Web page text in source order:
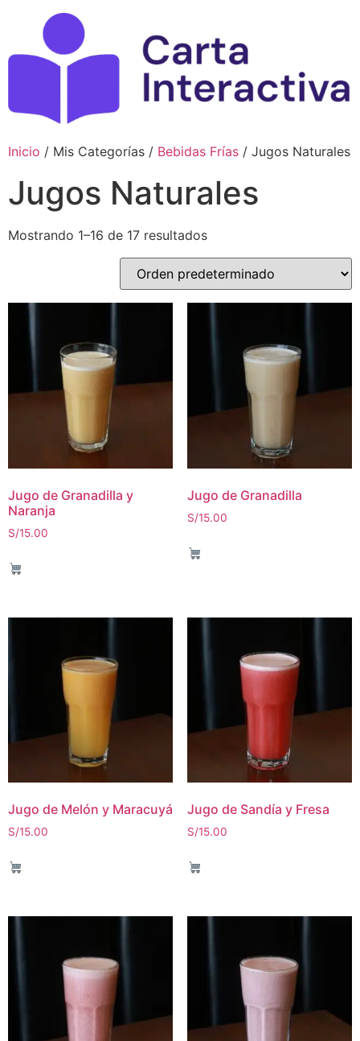
contenido
Inicio / Mis Categorías / Bebidas Frías / Jugos Naturales
Jugos Naturales
Mostrando 1–16 de 17 resultados
Jugo de Granadilla y
Naranja
S/15.00
Jugo de Granadilla
S/15.00
Jugo de Melón y Maracuyá
S/15.00
Jugo de Sandía y Fresa
S/15.00